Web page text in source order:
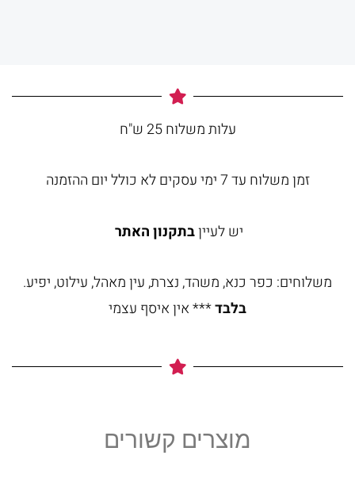
עלות משלוח 25 ש"ח
זמן משלוח עד 7 ימי עסקים לא כולל יום ההזמנה
יש לעייןבתקנון האתר
משלוחים: כפר כנא, משהד, נצרת, עין מאהל, עילוט, יפיע.
בלבד*** אין איסף עצמי
מוצרים קשורים